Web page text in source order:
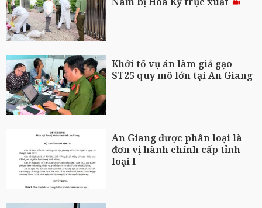
Khởi tố vụ án làm giả gạo
ST25 quy mô lớn tại An Giang
An Giang được phân loại là
đơn vị hành chính cấp tỉnh
loại I